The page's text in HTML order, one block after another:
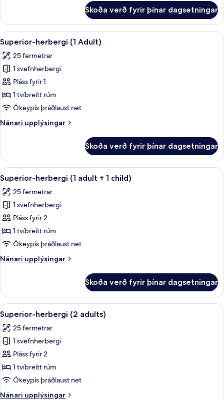
FAMILIAR
(3
adults
child)
Skoða verð fyrir þínar dagsetningar
Skoða
allar
myndir
fyrir
Superior-
herbergi
(1
Míníbar, öryggishólf í herbergi,
11
Superior-herbergi (1 Adult)
25 fermetrar
1 svefnherbergi
Pláss fyrir 1
1 tvíbreitt rúm
Ókeypis þráðlaust net
Nánari upplýsingar
Nánari
herbergi
(1
Adult)
Skoða verð fyrir þínar dagsetningar
Skoða
allar
myndir
fyrir
Superior-
herbergi
(1
+
Míníbar, öryggishólf í herbergi,
12
Superior-herbergi (1 adult + 1 child)
25 fermetrar
1 svefnherbergi
Pláss fyrir 2
1 tvíbreitt rúm
Ókeypis þráðlaust net
Nánari upplýsingar
Nánari
herbergi
(1
adult
child)
Skoða verð fyrir þínar dagsetningar
Skoða
allar
myndir
fyrir
Superior-
herbergi
(2
Míníbar, öryggishólf í herbergi,
11
Superior-herbergi (2 adults)
25 fermetrar
1 svefnherbergi
Pláss fyrir 2
1 tvíbreitt rúm
Ókeypis þráðlaust net
Nánari upplýsingar
Nánari